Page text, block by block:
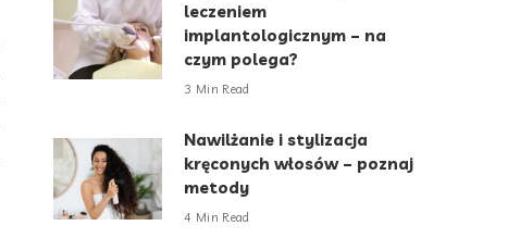
leczeniem
implantologicznym – na
czym polega?
3 Min Read
Nawilżanie i stylizacja
kręconych włosów – poznaj
metody
4 Min Read